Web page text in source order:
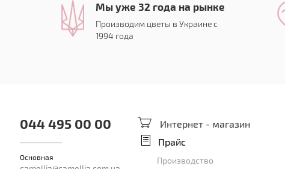
Мы уже 32 года на рынке
Производим цветы в Украине с
1994 года
044 495 00 00
Основная
Интернет - магазин
Прайс
Производство